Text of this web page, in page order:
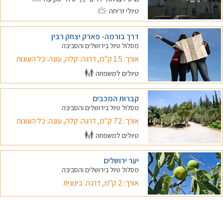
טיולי זריחה
דרך בורמה- פארק יצחק רבין
מסלול טיול בירושלים והסביבה
אורך: 1.5 ק"מ, דרגה: קלה, עונה: כל העונות
טיולים למשפחה
קברות המכבים
מסלול טיול בירושלים והסביבה
אורך: 72 ק"מ, דרגה: קלה, עונה: כל העונות
טיולים למשפחה
יער ירושלים
מסלול טיול בירושלים והסביבה
אורך: 2 ק"מ, דרגה: בינונית